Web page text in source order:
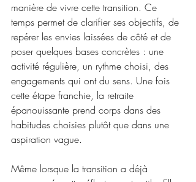
manière de vivre cette transition. Ce
temps permet de clarifier ses objectifs, de
repérer les envies laissées de côté et de
poser quelques bases concrètes : une
activité régulière, un rythme choisi, des
engagements qui ont du sens. Une fois
cette étape franchie, la retraite
épanouissante prend corps dans des
habitudes choisies plutôt que dans une
aspiration vague.
Même lorsque la transition a déjà